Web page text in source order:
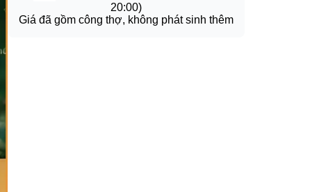
20:00)
Giá đã gồm công thợ, không phát sinh thêm